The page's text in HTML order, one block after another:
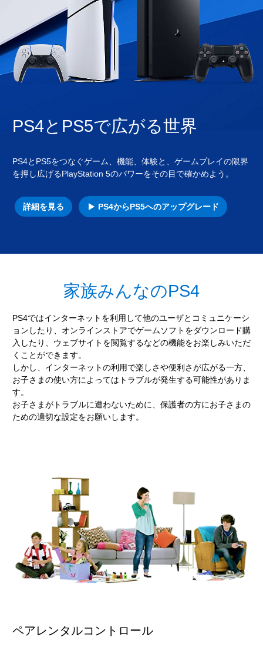
PS4とPS5で広がる世界
PS4とPS5をつなぐゲーム、機能、体験と、ゲームプレイの限界
を押し広げるPlayStation 5のパワーをその目で確かめよう。
詳細を見る PS4からPS5へのアップグレード
家族みんなのPS4
PS4ではインターネットを利用して他のユーザとコミュニケーシ
ョンしたり、オンラインストアでゲームソフトをダウンロード購
入したり、ウェブサイトを閲覧するなどの機能をお楽しみいただ
くことができます。
しかし、インターネットの利用で楽しさや便利さが広がる一方、
お子さまの使い方によってはトラブルが発生する可能性がありま
す。
お子さまがトラブルに遭わないために、保護者の方にお子さまの
ための適切な設定をお願いします。
ペアレンタルコントロール